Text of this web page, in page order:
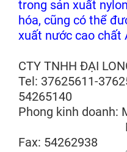
trong sản xuất
hóa, cũng có thể
xuất nước cao chất
CTY TNHH ĐẠI
Tel: 37625611-
54265140
Phong kinh doanh:
Ms Phấn
Fax: 54262938